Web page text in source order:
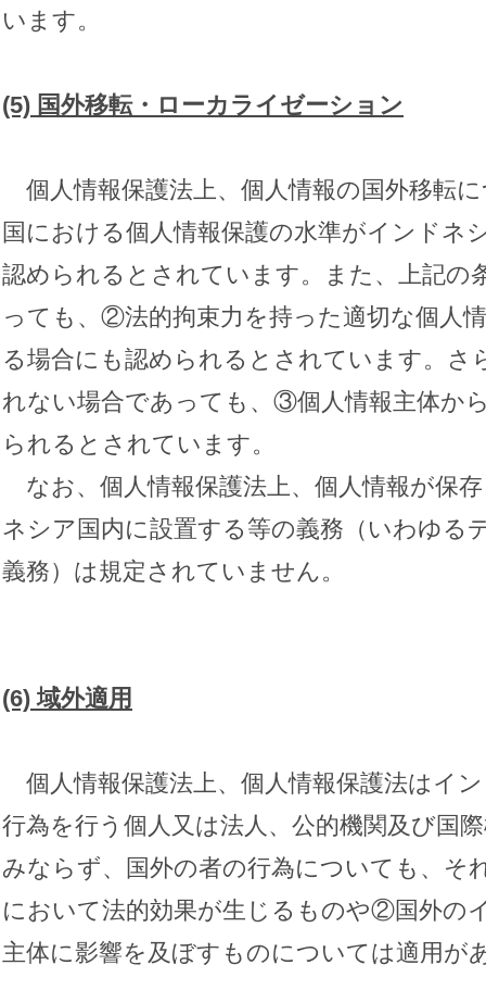
います。
(5) 国外移転・ローカライゼーション
個人情報保護法上、個人情報の国外移転
国における個人情報保護の水準がインドネ
認められるとされています。また、上記の
っても、②法的拘束力を持った適切な個人
る場合にも認められるとされています。
れない場合であっても、③個人情報主体か
られるとされています。
なお、個人情報保護法上、個人情報が保
ネシア国内に設置する等の義務（いわゆる
義務）は規定されていません。
(6)域外適用
個人情報保護法上、個人情報保護法はイ
行為を行う個人又は法人、公的機関及び国
みならず、国外の者の行為についても、
において法的効果が生じるものや②国外の
主体に影響を及ぼすものについては適用が